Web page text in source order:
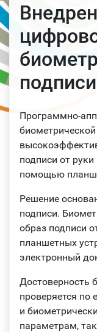
подписи
Программно-
подписи от
помощью
Решение
подписи.
образ подписи
планшетных
электронный
Достоверность
проверяется по
и
параметрам,